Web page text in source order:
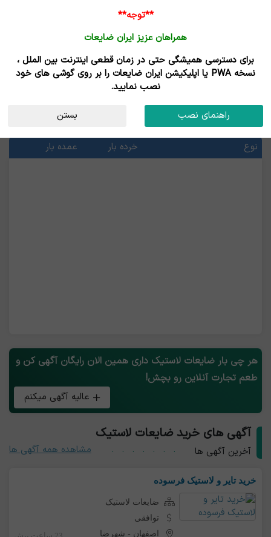
خرید ضایعات لاستیک - فروش ضایعات لاستیک
قیمت ضایعات لاستیک
آخرین قیمت ها
نوع
خرده بار عمده بار
هر چی بار ضایعات لاستیک داری همین الان رایگان آگهی کن و
طعم تجارت آنلاین رو بچش!
عالیه آگهی میکنم
آگهی های خرید ضایعات لاستیک
آخرین آگهی ها مشاهده همه آگهی ها
خرید تایر و لاستیک فرسوده
ضایعات لاستیک
توافقی
اصفهان - شهرضا 23 ساعت پیش
**توجه**
همراهان عزیز ایران ضایعات
برای دسترسی همیشگی حتی در زمان قطعی اینترنت بین الملل ،
نسخه PWA یا اپلیکیشن ایران ضایعات را بر روی گوشی های خود
نصب نمایید.
راهنمای نصب بستن